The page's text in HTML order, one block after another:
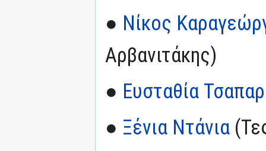
● Νίκος
Αρβανιτάκης)
● Ευσταθία
● Ξένια Ντάνια